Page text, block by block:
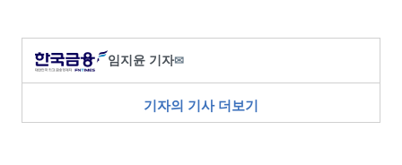
임지윤 기자✉
기자의 기사 더보기